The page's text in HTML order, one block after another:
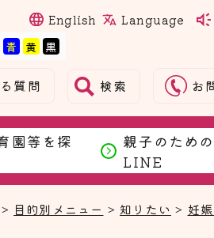
English Language
質問 検索 お
園等を探
親子のため
LINE
> 目的別メニュー > 知りたい > 妊